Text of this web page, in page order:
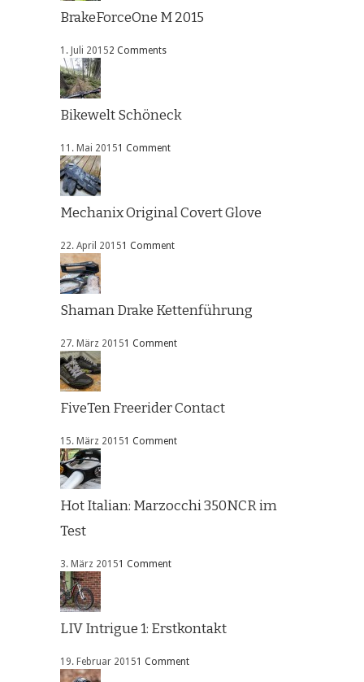
BrakeForceOne M 2015
1. Juli 20152 Comments
Bikewelt Schöneck
11. Mai 20151 Comment
Mechanix Original Covert Glove
22. April 20151 Comment
Shaman Drake Kettenführung
27. März 20151 Comment
FiveTen Freerider Contact
15. März 20151 Comment
Hot Italian: Marzocchi 350NCR im
Test
3. März 20151 Comment
LIV Intrigue 1: Erstkontakt
19. Februar 20151 Comment